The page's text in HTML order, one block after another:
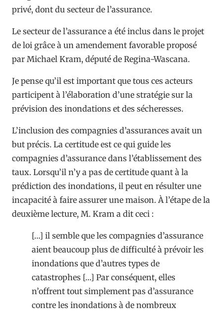
privé, dont du secteur de l’assurance.
Le secteur de l’assurance a été inclus dans le projet
de loi grâce à un amendement favorable proposé
par Michael Kram, député de Regina-Wascana.
Je pense qu’il est important que tous ces acteurs
participent à l’élaboration d’une stratégie sur la
prévision des inondations et des sécheresses.
L’inclusion des compagnies d’assurances avait un
but précis. La certitude est ce qui guide les
compagnies d’assurance dans l’établissement des
taux. Lorsqu’il n’y a pas de certitude quant à la
prédiction des inondations, il peut en résulter une
incapacité à faire assurer une maison. À l’étape de la
deuxième lecture, M. Kram a dit ceci :
[…] il semble que les compagnies d’assurance
aient beaucoup plus de difficulté à prévoir les
inondations que d’autres types de
catastrophes […] Par conséquent, elles
n’offrent tout simplement pas d’assurance
contre les inondations à de nombreux